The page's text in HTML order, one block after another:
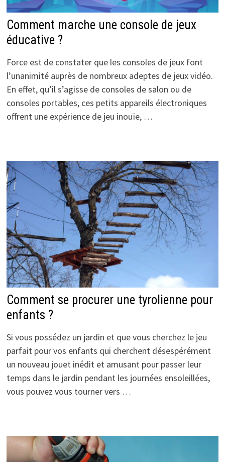
Comment marche une console de jeux
éducative ?
Force est de constater que les consoles de jeux font
l’unanimité auprès de nombreux adeptes de jeux vidéo.
En effet, qu’il s’agisse de consoles de salon ou de
consoles portables, ces petits appareils électroniques
offrent une expérience de jeu inouïe, …
Comment se procurer une tyrolienne pour
enfants ?
Si vous possédez un jardin et que vous cherchez le jeu
parfait pour vos enfants qui cherchent désespérément
un nouveau jouet inédit et amusant pour passer leur
temps dans le jardin pendant les journées ensoleillées,
vous pouvez vous tourner vers …